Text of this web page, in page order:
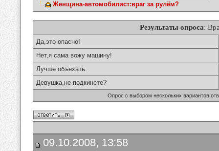
Женщина-автомобилист:враг за рулём?
Результаты опроса:
Да,это опасно!
Нет,я сама вожу машину!
Лучше объехать.
Девушка,не подкинете?
Опрос с выбором нескольких вариантов
09.10.2008, 13:58